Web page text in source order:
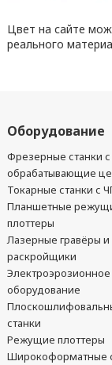
Цвет на сайте
реального
Оборудование
Фрезерные станки
обрабатывающие
Токарные станки с
Планшетные
плоттеры
Лазерные гравёры и
раскройщики
Электроэрозионное
оборудование
станки
Режущие плоттеры
Широкоформатные